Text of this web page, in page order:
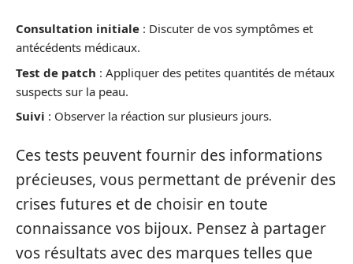
Consultation initiale : Discuter de vos symptômes et
antécédents médicaux.
Test de patch : Appliquer des petites quantités de métaux
suspects sur la peau.
Suivi : Observer la réaction sur plusieurs jours.
Ces tests peuvent fournir des informations
précieuses, vous permettant de prévenir des
crises futures et de choisir en toute
connaissance vos bijoux. Pensez à partager
vos résultats avec des marques telles que